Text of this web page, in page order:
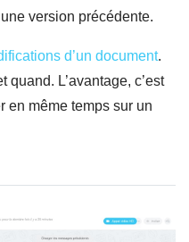
version précédente.
d’un document.
L’avantage, c’est
en même temps sur un